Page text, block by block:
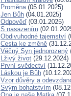
Proměna(05.01.2025)
Jen Bůh (04.01.2025)
Odpověď (03.01.2025)
S nasazením
Obdivuhodné tajemství
Cesta ke změně
Věčný Syn jednorozený
Lživý život (29.12.2024)
První svědectví
Láskou je Bůh
Vzor důvěry a
Svým bohatstvím